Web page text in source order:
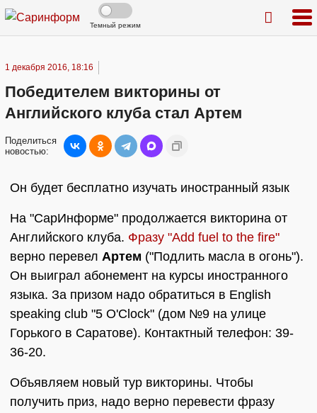
Темный режим
1 декабря 2016, 18:16
Победителем викторины от
Английского клуба стал Артем
Поделиться
новостью:
Он будет бесплатно изучать иностранный язык
На "СарИнформе" продолжается викторина от
Английского клуба. Фразу "Add fuel to the fire"
верно перевел Артем ("Подлить масла в огонь").
Он выиграл абонемент на курсы иностранного
языка. За призом надо обратиться в English
speaking club "5 O'Clock" (дом №9 на улице
Горького в Саратове). Контактный телефон: 39-
36-20.
Объявляем новый тур викторины. Чтобы
получить приз, надо верно перевести фразу